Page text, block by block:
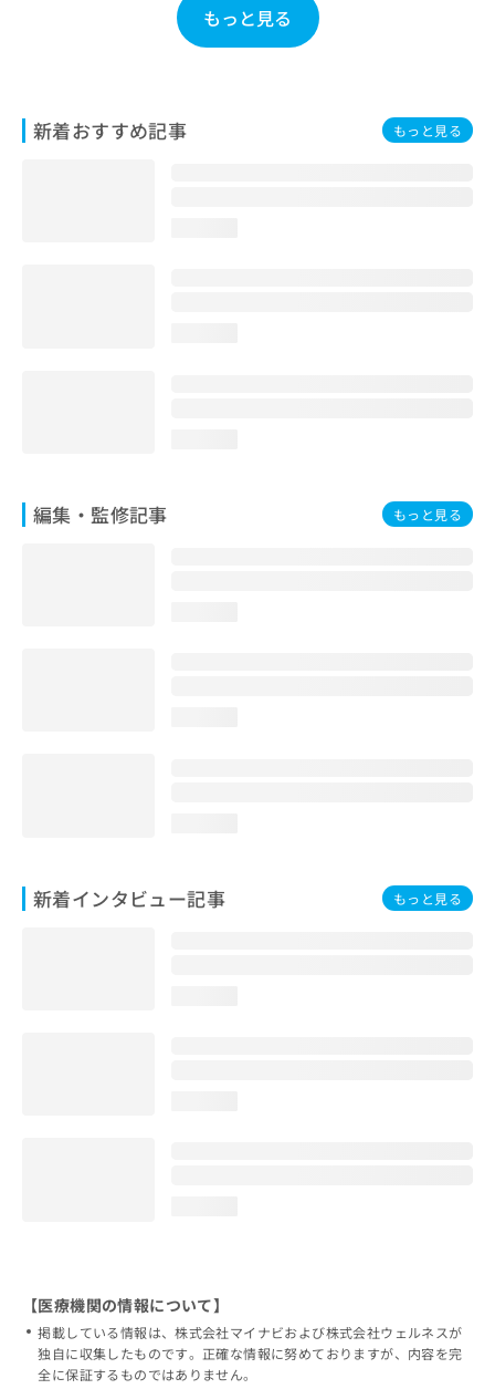
もっと見る
新着おすすめ記事 もっと見る
編集・監修記事 もっと見る
新着インタビュー記事 もっと見る
せ
は
【医療機関の情報について】
掲載している情報は、株式会社マイナビおよび株式会社ウェルネスが
独自に収集したものです。正確な情報に努めておりますが、内容を完
全に保証するものではありません。